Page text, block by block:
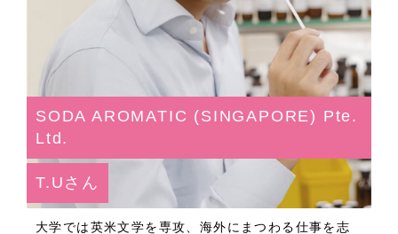
SODA AROMATIC (SINGAPORE) Pte.
Ltd.
T.Uさん
大学では英米文学を専攻、海外にまつわる仕事を志